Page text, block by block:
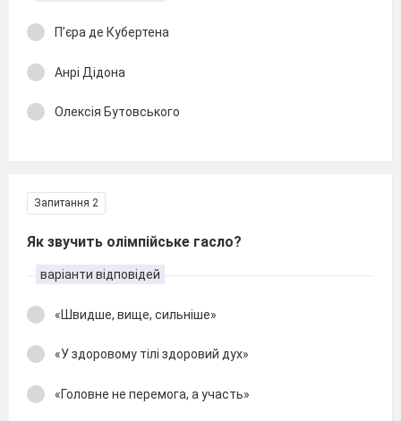
П’єра де Кубертена
Анрі Дідона
Олексія Бутовського
Запитання 2
Як звучить олімпійське гасло?
варіанти відповідей
«Швидше, вище, сильніше»
«У здоровому тілі здоровий дух»
«Головне не перемога, а участь»